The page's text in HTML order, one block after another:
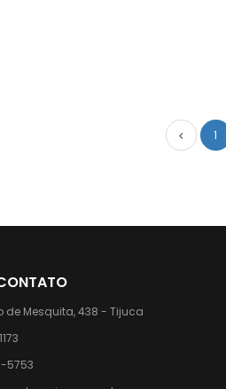
1
de Mesquita, 438 - Tijuca
5753